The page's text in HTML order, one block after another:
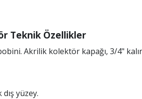
Teknik Özellikler
Akrilik kolektör kapağı, 3/4"
yüzey.